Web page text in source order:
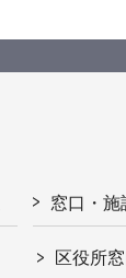
窓口・施
区役所